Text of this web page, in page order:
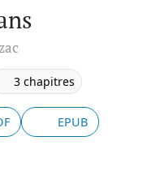
3 chapitres
EPUB